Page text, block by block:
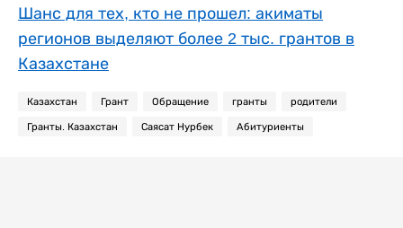
Шанс для тех, кто не прошел: акиматы
регионов выделяют более 2 тыс. грантов в
Казахстане
Казахстан Грант Обращение гранты родители
Гранты. Казахстан Саясат Нурбек Абитуриенты